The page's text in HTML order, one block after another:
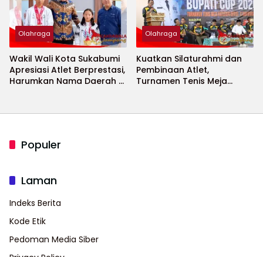
Olahraga
Wakil Wali Kota Sukabumi
Apresiasi Atlet Berprestasi,
Harumkan Nama Daerah di
Olahraga
Kuatkan Silaturahmi dan
Pembinaan Atlet,
Turnamen Tenis Meja
Populer
Laman
Indeks Berita
Kode Etik
Pedoman Media Siber